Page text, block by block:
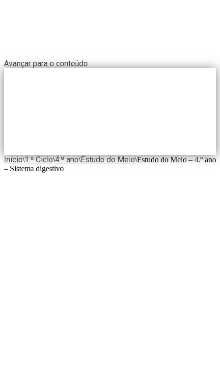
Avançar para o conteúdo
Início\1.º Ciclo\4.º ano\Estudo do Meio\Estudo do Meio – 4.º ano
– Sistema digestivo